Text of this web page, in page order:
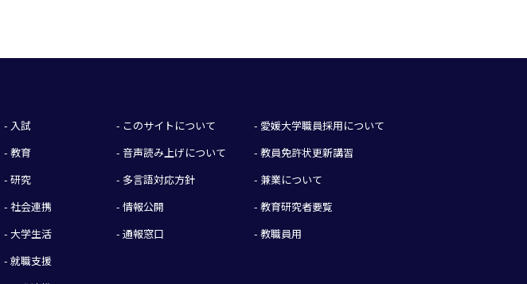
- 入試
- 教育
- 研究
- 社会連携
- 大学生活
- 就職支援
- このサイトについて
- 音声読み上げについて
- 多言語対応方針
- 情報公開
- 通報窓口
- 愛媛大学職員採用について
- 教員免許状更新講習
- 兼業について
- 教育研究者要覧
- 教職員用